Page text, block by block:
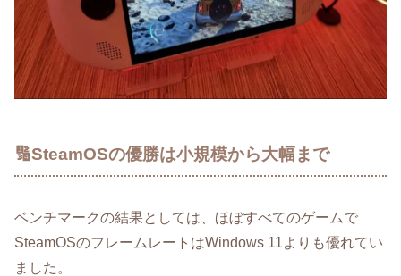
🔢SteamOSの優勝は小規模から大幅まで
ベンチマークの結果としては、ほぼすべてのゲームで
SteamOSのフレームレートはWindows 11よりも優れてい
ました。